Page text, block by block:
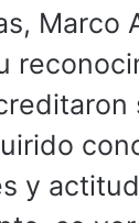
Marco
y